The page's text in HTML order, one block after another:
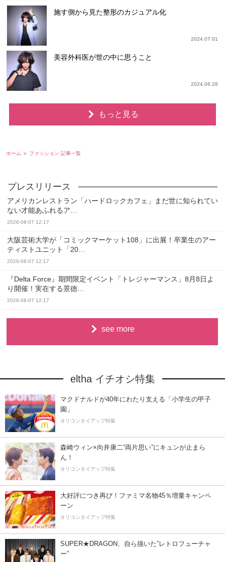
施す側から見た整形のカジュアル化
2024.07.01
美容外科医が世の中に思うこと
2024.06.28
もっと見る
ホーム ファッション 記事一覧
アメリカンレストラン「ハードロックカフェ」まだ世に知られてい
ない才能あふれるア…
2026-08-07 12:17
大阪芸術大学が「コミックマーケット108」に出展！卒業生のアー
ティストユニット「20…
2026-08-07 12:17
『Delta Force』期間限定イベント「トレジャーマンス」8月8日よ
り開催！実在する景徳…
2026-08-07 12:17
see more
eltha イチオシ特集
マクドナルドが40年にわたり支える「小学生の甲子
園」
オリコンタイアップ特集
森崎ウィン×向井康二“両片思い”にキュンが止まら
ん！
オリコンタイアップ特集
大好評につき再び！ファミマ名物45％増量キャンペ
ーン
オリコンタイアップ特集
SUPER★DRAGON、自ら描いた”レトロフューチャ
ー”